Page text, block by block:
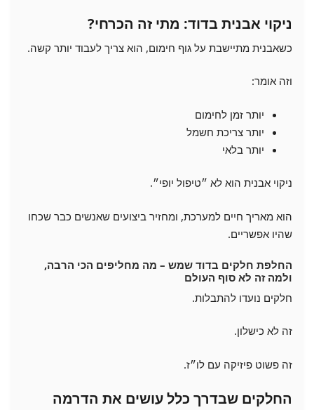
ניקוי אבנית בדוד: מתי זה הכרחי?
כשאבנית מתיישבת על גוף חימום, הוא צריך לעבוד יותר קשה.
וזה אומר:
יותר זמן לחימום
יותר צריכת חשמל
יותר בלאי
ניקוי אבנית הוא לא ״טיפול יופי״.
הוא מאריך חיים למערכת, ומחזיר ביצועים שאנשים כבר שכחו
שהיו אפשריים.
החלפת חלקים בדוד שמש – מה מחליפים הכי הרבה,
ולמה זה לא סוף העולם
חלקים נועדו להתבלות.
זה לא כישלון.
זה פשוט פיזיקה עם לו״ז.
החלקים שבדרך כלל עושים את הדרמה